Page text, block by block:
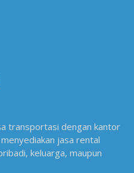
transportasi dengan kantor
jasa rental
keluarga, maupun